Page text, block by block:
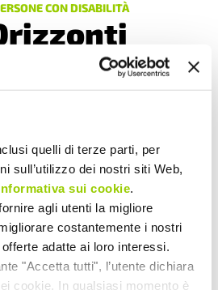
quelli di terze parti, per
sull’utilizzo dei nostri siti Web,
sui cookie.
agli utenti la migliore
costantemente i nostri
adatte ai loro interessi.
"Accetta tutti", l’utente dichiara
cookie. In qualsiasi momento è
CON DISABILITÀ
a
la terza
del